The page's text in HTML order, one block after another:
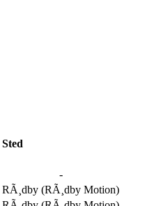
Sted
-
RÃ¸dby (RÃ¸dby Motion)